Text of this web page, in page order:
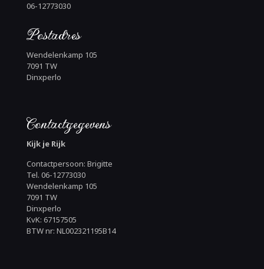
06-12773030
Postadres
Wendelenkamp 105
7091 TW
Dinxperlo
Contactgegevens
Kijk je Rijk
Contactpersoon: Brigitte
Tel. 06-12773030
Wendelenkamp 105
7091 TW
Dinxperlo
KvK: 67157505
BTW nr: NL002321195B14